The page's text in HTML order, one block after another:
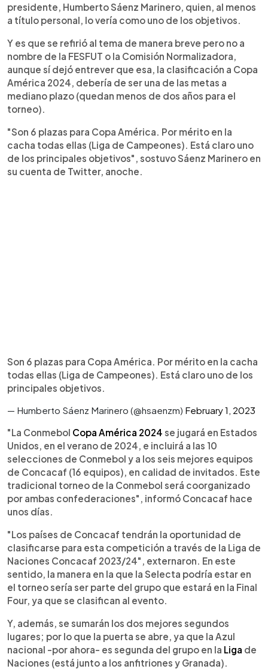
presidente, Humberto Sáenz Marinero, quien, al menos
a título personal, lo vería como uno de los objetivos.
Y es que se refirió al tema de manera breve pero no a
nombre de la FESFUT o la Comisión Normalizadora,
aunque sí dejó entrever que esa, la clasificación a Copa
América 2024, debería de ser una de las metas a
mediano plazo (quedan menos de dos años para el
torneo).
"Son 6 plazas para Copa América. Por mérito en la
cacha todas ellas (Liga de Campeones). Está claro uno
de los principales objetivos", sostuvo Sáenz Marinero en
su cuenta de Twitter, anoche.
Son 6 plazas para Copa América. Por mérito en la cacha
todas ellas (Liga de Campeones). Está claro uno de los
principales objetivos.
— Humberto Sáenz Marinero (@hsaenzm) February 1, 2023
"La Conmebol Copa América 2024 se jugará en Estados
Unidos, en el verano de 2024, e incluirá a las 10
selecciones de Conmebol y a los seis mejores equipos
de Concacaf (16 equipos), en calidad de invitados. Este
tradicional torneo de la Conmebol será coorganizado
por ambas confederaciones", informó Concacaf hace
unos días.
"Los países de Concacaf tendrán la oportunidad de
clasificarse para esta competición a través de la Liga de
Naciones Concacaf 2023/24", externaron. En este
sentido, la manera en la que la Selecta podría estar en
el torneo sería ser parte del grupo que estará en la Final
Four, ya que se clasifican al evento.
Y, además, se sumarán los dos mejores segundos
lugares; por lo que la puerta se abre, ya que la Azul
nacional -por ahora- es segunda del grupo en la Liga de
Naciones (está junto a los anfitriones y Granada).